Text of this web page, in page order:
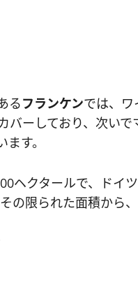
るフランケンでは、ワ
バーしており、次い
す。
ヘクタールで、ドイ
の限られた面積から